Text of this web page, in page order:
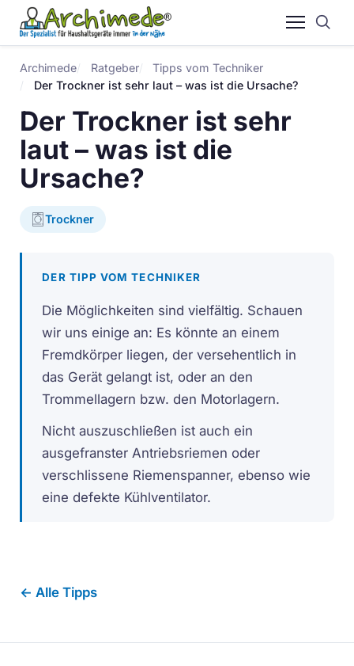
Archimede Ratgeber
Tipps vom Techniker
Der Trockner ist sehr laut – was ist die Ursache?
Der Trockner ist sehr
laut – was ist die
Ursache?
Trockner
DER TIPP VOM TECHNIKER
Die Möglichkeiten sind vielfältig. Schauen
wir uns einige an: Es könnte an einem
Fremdkörper liegen, der versehentlich in
das Gerät gelangt ist, oder an den
Trommellagern bzw. den Motorlagern.
Nicht auszuschließen ist auch ein
ausgefranster Antriebsriemen oder
verschlissene Riemenspanner, ebenso wie
eine defekte Kühlventilator.
← Alle Tipps